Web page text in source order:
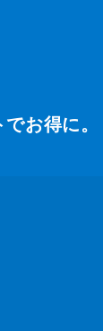
お得に。